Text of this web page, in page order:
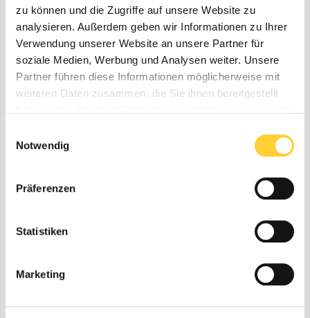
zu können und die Zugriffe auf unsere Website zu
analysieren. Außerdem geben wir Informationen zu Ihrer
Verwendung unserer Website an unsere Partner für
soziale Medien, Werbung und Analysen weiter. Unsere
Partner führen diese Informationen möglicherweise mit
weiteren Daten zusammen, die Sie ihnen bereitgestellt
Notwendig
Präferenzen
Statistiken
Marketing
1 2 3 4
Von Hausfix,1. März 2025
16Antworten 4,4k Aufrufe
Bauabzugssteuer ausländische Firma- nur
Leistung oder auch Mat.
gesucht.
3. November 2024